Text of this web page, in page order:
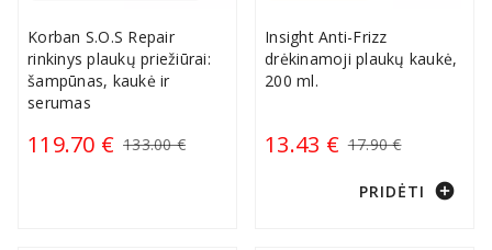
Korban S.O.S Repair
rinkinys plaukų priežiūrai:
šampūnas, kaukė ir
serumas
119.70 € 133.00 €
Insight Anti-Frizz
drėkinamoji plaukų kaukė,
200 ml.
13.43 € 17.90 €
PRIDĖTI add_circle